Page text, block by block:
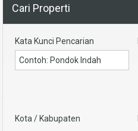
Cari Properti
Kata Kunci Pencarian
Kota / Kabupaten